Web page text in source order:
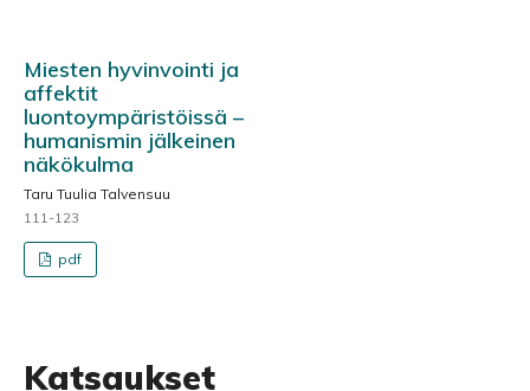
Miesten hyvinvointi ja
affektit
luontoympäristöissä –
humanismin jälkeinen
näkökulma
Taru Tuulia Talvensuu
111-123
pdf
Katsaukset